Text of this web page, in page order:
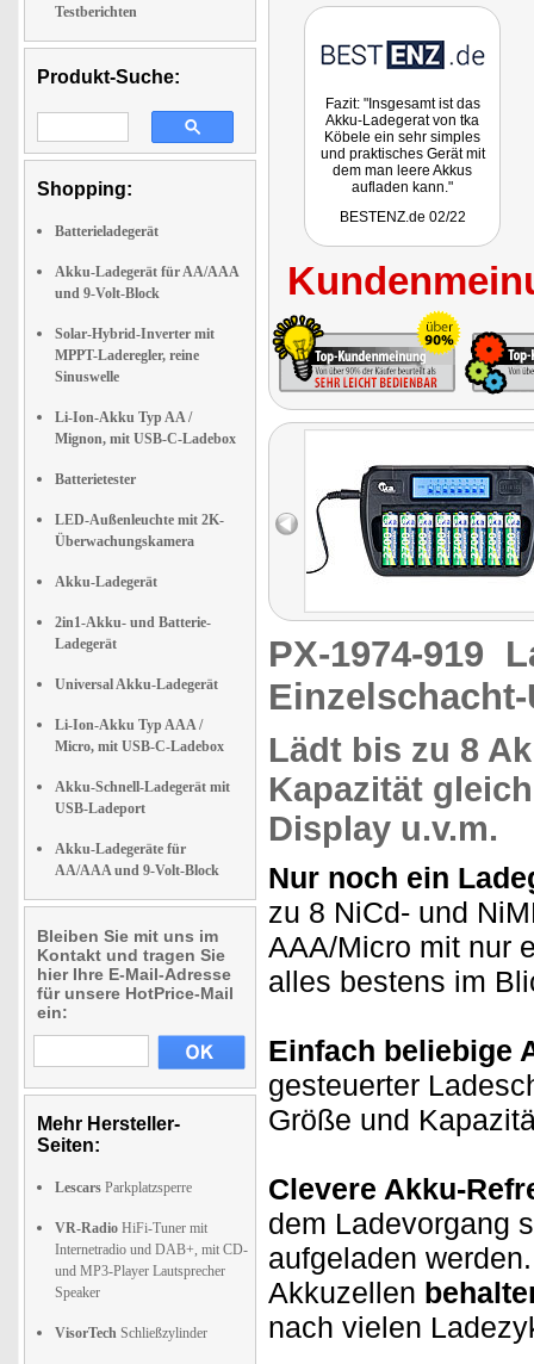
Testberichten
Produkt-Suche:
Shopping:
Batterieladegerät
Akku-Ladegerät für AA/AAA
und 9-Volt-Block
Solar-Hybrid-Inverter mit
MPPT-Laderegler, reine
Sinuswelle
Li-Ion-Akku Typ AA /
Mignon, mit USB-C-Ladebox
Batterietester
LED-Außenleuchte mit 2K-
Überwachungskamera
Akku-Ladegerät
2in1-Akku- und Batterie-
Ladegerät
Universal Akku-Ladegerät
Li-Ion-Akku Typ AAA /
Micro, mit USB-C-Ladebox
Akku-Schnell-Ladegerät mit
USB-Ladeport
Akku-Ladegeräte für
AA/AAA und 9-Volt-Block
Bleiben Sie mit uns im
Kontakt und tragen Sie
hier Ihre E-Mail-Adresse
für unsere HotPrice-Mail
ein:
Mehr Hersteller-
Seiten:
Lescars Parkplatzsperre
VR-Radio HiFi-Tuner mit
Internetradio und DAB+, mit CD-
und MP3-Player Lautsprecher
Speaker
VisorTech Schließzylinder
Fazit: "Insgesamt ist das
Akku-Ladegerat von tka
Köbele ein sehr simples
und praktisches Gerät mit
dem man leere Akkus
aufladen kann."
BESTENZ.de 02/22
PX-1974-919
Lädt bis zu 8
Kapazität
Display u.v.m.
Nur noch ein
zu 8 NiCd- und
AAA/Micro mit nur
alles bestens im
Einfach beliebige
gesteuerter
Größe und
Clevere Akku-
dem Ladevorgang
aufgeladen
Akkuzellen
nach vielen